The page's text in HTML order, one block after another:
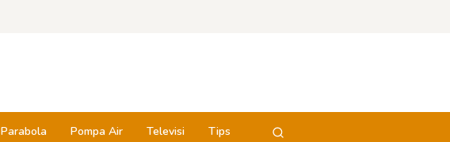
Parabola Pompa Air Televisi Tips